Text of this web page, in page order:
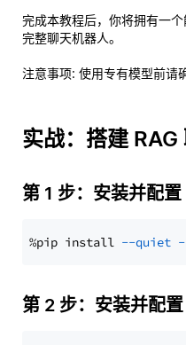
完成本教程后，你将拥有一
完整聊天机器人。
注意事项: 使用专有模型前请
实战：搭建
第 1 步：安装并配
%pip install --quiet
第 2 步：安装并配